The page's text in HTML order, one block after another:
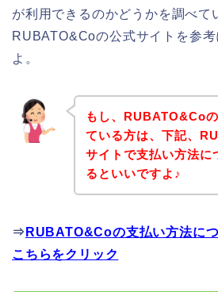
が利用できるのかどうかを調べて
RUBATO&Coの公式サイトを参
よ。
もし、RUBATO&Co
ている方は、下記、
サイトで支払い方法に
るといいですよ♪
⇒ RUBATO&Coの支払い方法に
こちらをクリック